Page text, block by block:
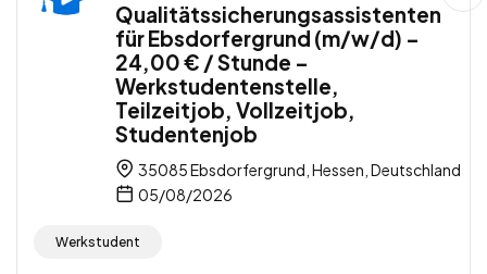
Qualitätssicherungsassistenten
für Ebsdorfergrund (m/w/d) –
24,00 € / Stunde –
Werkstudentenstelle,
Teilzeitjob, Vollzeitjob,
Studentenjob
35085 Ebsdorfergrund, Hessen, Deutschland
05/08/2026
Werkstudent